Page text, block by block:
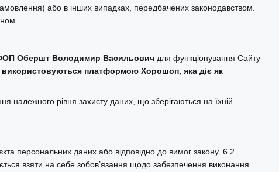
або в інших випадках, передбачених законодавством.
Обершт Володимир Васильович для функціонування Сайту
використовуються платформою Хорошоп, яка діє як
рівня захисту даних, що зберігаються на їхній
персональних даних або відповідно до вимог закону. 6.2.
взяти на себе зобов’язання щодо забезпечення виконання